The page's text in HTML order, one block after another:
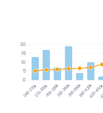
240-270k270-300k300-330k330-360k360-390k390-420k
420-
20
15
10
5
0